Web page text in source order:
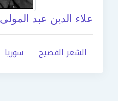
علاء الدين عبد المولى
الشعر الفصيح سوريا